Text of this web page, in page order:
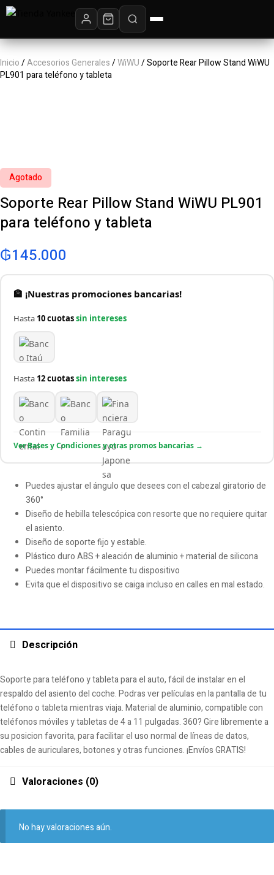
Inicio/Accesorios Generales/WiWU/ Soporte Rear Pillow Stand WiWU
PL901 para teléfono y tableta
Agotado
Soporte Rear Pillow Stand WiWU PL901
para teléfono y tableta
₲145.000
🏦 ¡Nuestras promociones bancarias!
Hasta 10 cuotassin intereses
Hasta 12 cuotassin intereses
Ver Bases y Condiciones y otras promos bancarias →
Puedes ajustar el ángulo que desees con el cabezal giratorio de
360°
Diseño de hebilla telescópica con resorte que no requiere quitar
el asiento.
Diseño de soporte fijo y estable.
Plástico duro ABS + aleación de aluminio + material de silicona
Puedes montar fácilmente tu dispositivo
Evita que el dispositivo se caiga incluso en calles en mal estado.
Descripción
Soporte para teléfono y tableta para el auto, fácil de instalar en el
respaldo del asiento del coche. Podras ver películas en la pantalla de tu
teléfono o tableta mientras viaja. Material de aluminio, compatible con
teléfonos móviles y tabletas de 4 a 11 pulgadas. 360? Gire libremente a
su posicion favorita, para facilitar el uso normal de líneas de datos,
cables de auriculares, botones y otras funciones. ¡Envíos GRATIS!
Valoraciones (0)
No hay valoraciones aún.